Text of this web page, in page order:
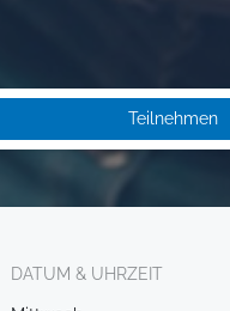
Teilnehmen
DATUM & UHRZEIT